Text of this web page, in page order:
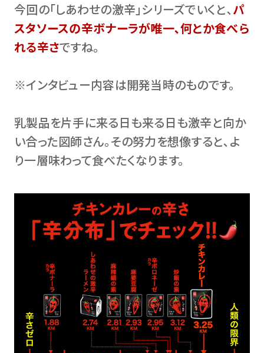
今回の｢しあわせの激辛｣シリーズでいくと､パ
スタソースの辛ボナーラが唯一､何とか食べら
れる辛さですね。
※インタビュー内容は開発当時のものです。
乳製品を片手に来る日も来る日も激辛と向か
い合った図師さん。その努力を想像すると､よ
り一層味わって食べたくなります。